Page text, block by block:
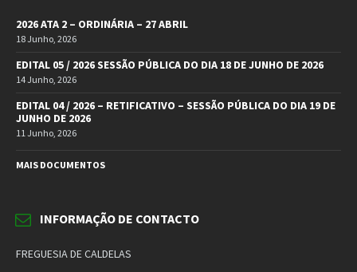
2026 ATA 2 – ORDINÁRIA – 27 ABRIL
18 Junho, 2026
EDITAL 05 / 2026 SESSÃO PÚBLICA DO DIA 18 DE JUNHO DE 2026
14 Junho, 2026
EDITAL 04 / 2026 – RETIFICATIVO – SESSÃO PÚBLICA DO DIA 19 DE
JUNHO DE 2026
11 Junho, 2026
MAIS DOCUMENTOS
INFORMAÇÃO DE CONTACTO
FREGUESIA DE CALDELAS